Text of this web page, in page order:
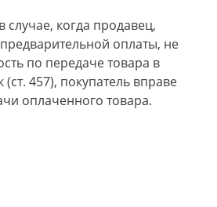
случае, когда продавец,
оплаты, не
по передаче товара в
457), покупатель вправе
оплаченного товара.